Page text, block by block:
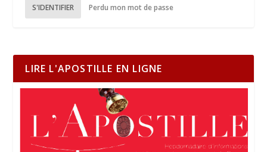
S'IDENTIFIER Perdu mon mot de passe
LIRE L'APOSTILLE EN LIGNE